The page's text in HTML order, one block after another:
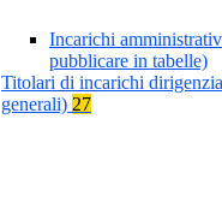
Incarichi
pubblicare in tabelle)
Titolari di incarichi
generali) 27